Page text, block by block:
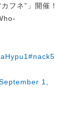
フネ”」開催！
#nack5
1,